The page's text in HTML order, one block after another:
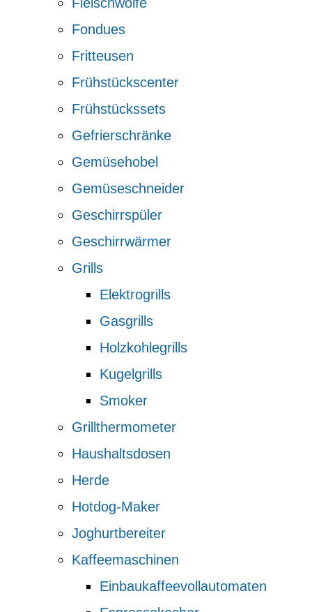
Fondues
Fritteusen
Frühstückscenter
Frühstückssets
Gefrierschränke
Gemüsehobel
Gemüseschneider
Geschirrspüler
Geschirrwärmer
Grills
Elektrogrills
Gasgrills
Holzkohlegrills
Kugelgrills
Smoker
Grillthermometer
Haushaltsdosen
Herde
Hotdog-Maker
Joghurtbereiter
Kaffeemaschinen
Einbaukaffeevollautomaten